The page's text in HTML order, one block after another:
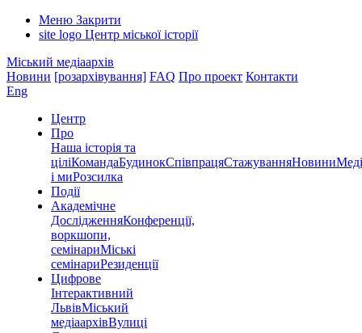
Меню Закрити
site logo Центр міської історії
Міський медіаархів
Новини [розархівування] FAQ Про проект Контакти
Eng
Центр
Про
Наша історія та
ціліКомандаБудинокСпівпрацяСтажуванняНовини
і миРозсилка
Події
Академічне
ДослідженняКонференції,
воркшопи,
семінариМіські
семінариРезиденції
Цифрове
Інтерактивний
ЛьвівМіський
медіаархівВулиці